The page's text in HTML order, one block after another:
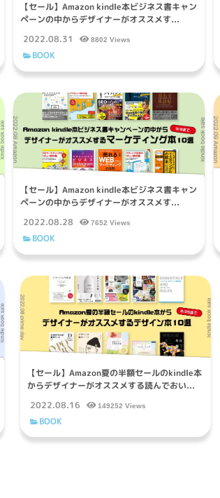
【セール】Amazon kindle本ビジネス書キャン
ペーンの中からデザイナーがオススメす...
2022.08.31
8802 Views
BOOK
【セール】Amazon kindle本ビジネス書キャン
ペーンの中からデザイナーがオススメす...
2022.08.28
7652 Views
BOOK
【セール】Amazon夏の半額セールのkindle本
からデザイナーがオススメする読んでおい...
2022.08.16
149252 Views
BOOK